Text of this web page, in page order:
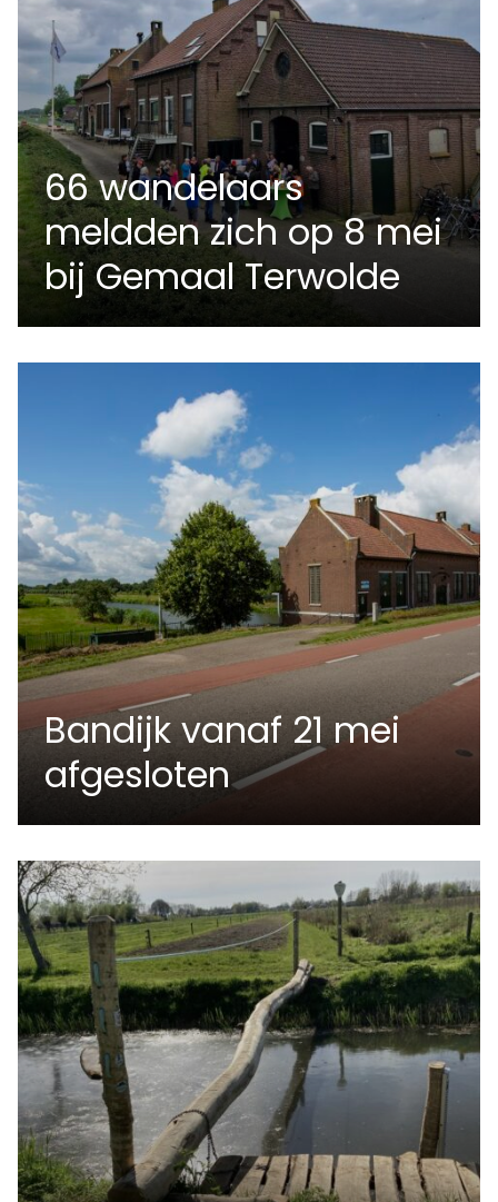
66 wandelaars
meldden zich op 8 mei
bij Gemaal Terwolde
Bandijk vanaf 21 mei
afgesloten